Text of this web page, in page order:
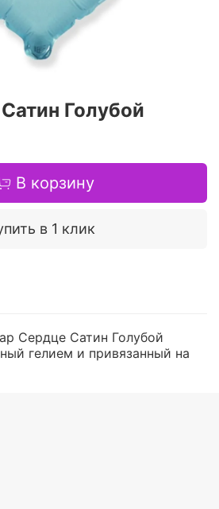
Голубой
В корзину
в 1 клик
Сердце Сатин Голубой
гелием и привязанный на